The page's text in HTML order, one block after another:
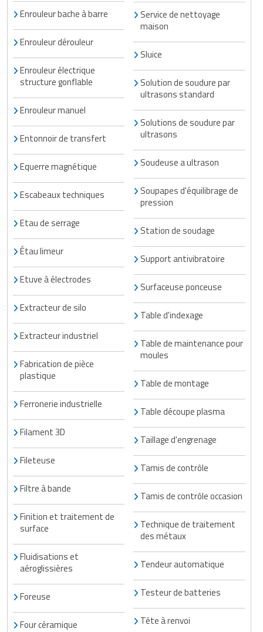
Enrouleur bache à barre
Enrouleur dérouleur
Enrouleur électrique
structure gonflable
Enrouleur manuel
Entonnoir de transfert
Equerre magnétique
Escabeaux techniques
Etau de serrage
Étau limeur
Etuve à électrodes
Extracteur de silo
Extracteur industriel
Fabrication de pièce
plastique
Ferronerie industrielle
Filament 3D
Fileteuse
Filtre à bande
Finition et traitement de
surface
Fluidisations et
aéroglissières
Foreuse
Four céramique
Service de nettoyage
maison
Sluice
Solution de soudure par
ultrasons standard
Solutions de soudure par
ultrasons
Soudeuse a ultrason
Soupapes d'équilibrage de
pression
Station de soudage
Support antivibratoire
Surfaceuse ponceuse
Table d'indexage
Table de maintenance pour
moules
Table de montage
Table découpe plasma
Taillage d'engrenage
Tamis de contrôle
Tamis de contrôle occasion
Technique de traitement
des métaux
Tendeur automatique
Testeur de batteries
Tête à renvoi